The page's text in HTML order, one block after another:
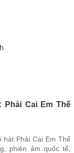
Phải Cai Em Thế
hát Phải Cai Em Thế
phiên âm quốc tế,